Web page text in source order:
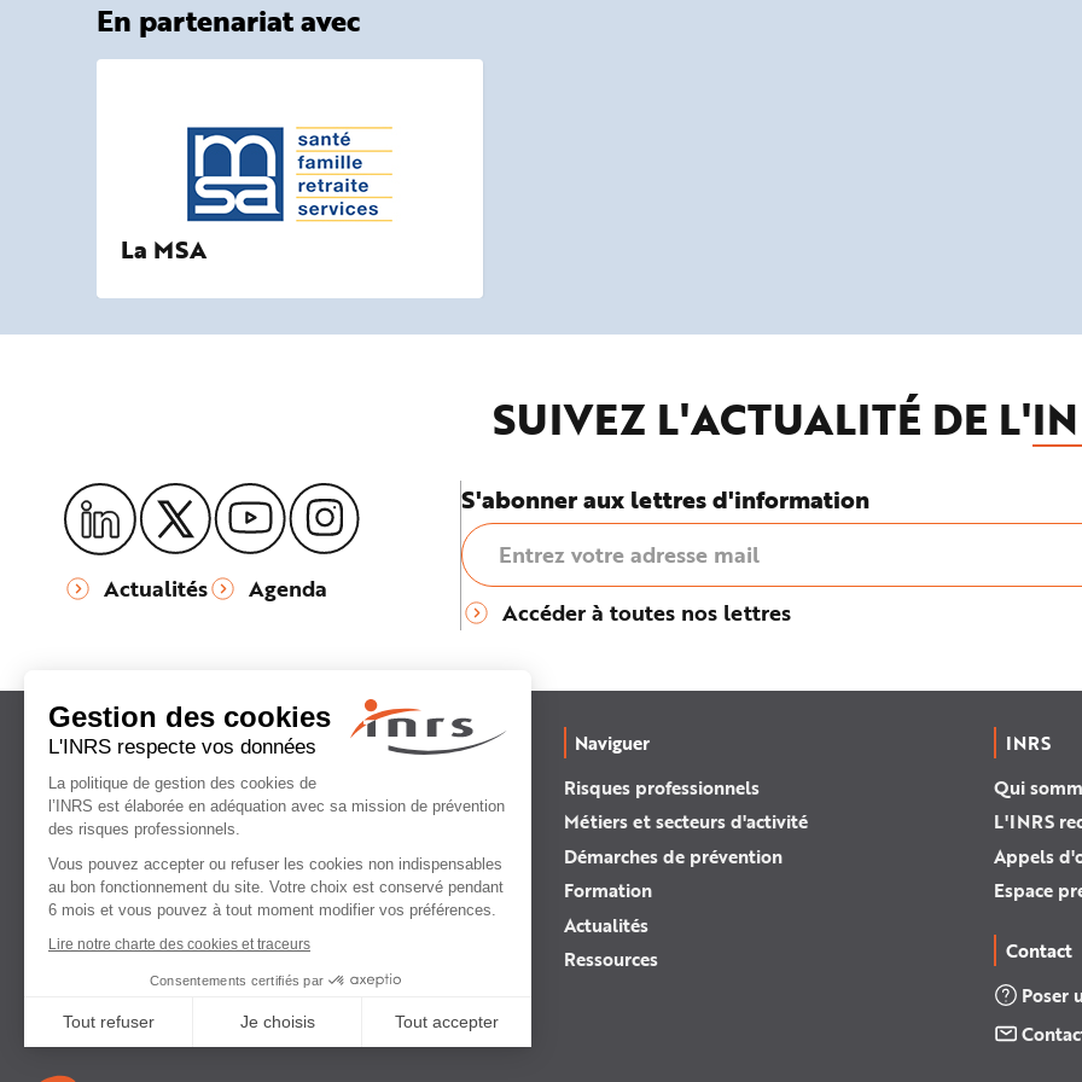
En partenariat avec
La MSA
SUIVEZ L'ACTUALITÉ DE L'
Actualités Agenda
S'abonner aux lettres d'information
Accéder à toutes nos lettres
Institut national
de recherche et de sécurité
pour la prévention
des accidents du travail
et des maladies professionnelles
Naviguer
Risques professionnels
Métiers et secteurs d'activité
Démarches de prévention
Formation
Actualités
Ressources
INRS
Qui
L'INRS
Appels
Espace
Contact
Poser